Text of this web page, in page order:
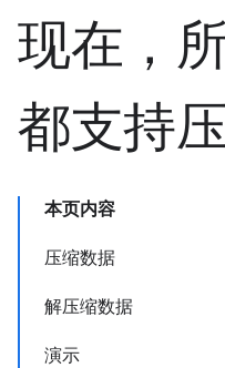
现在，
都支持
本页内容
压缩数据
解压缩数据
演示